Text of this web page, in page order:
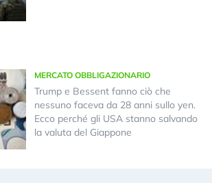
MERCATO OBBLIGAZIONARIO
Trump e Bessent fanno ciò che
nessuno faceva da 28 anni sullo yen.
Ecco perché gli USA stanno salvando
la valuta del Giappone